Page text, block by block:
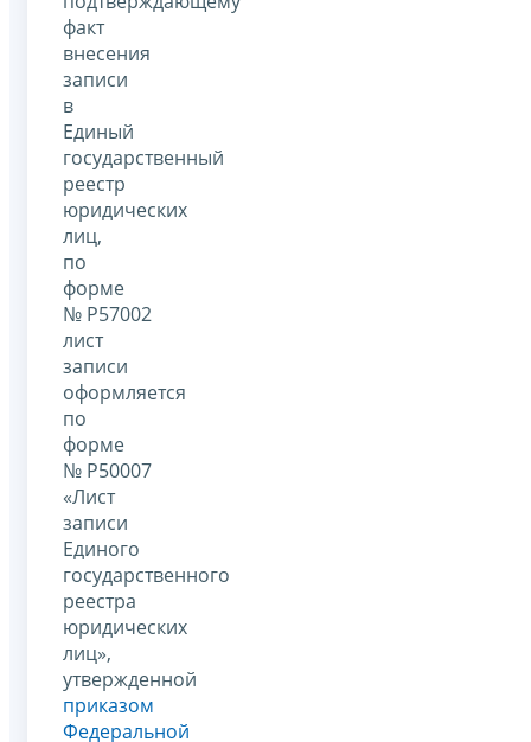
факт
внесения
записи
в
Единый
государственный
реестр
юридических
лиц,
по
форме
№ Р57002
лист
записи
оформляется
по
форме
№ Р50007
«Лист
записи
Единого
государственного
реестра
юридических
лиц»,
утвержденной
приказом
Федеральной